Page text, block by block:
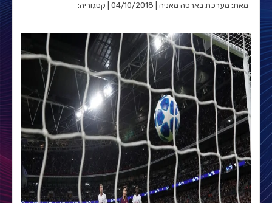
מאת: מערכת בארסה מאניה | 04/10/2018 | קטגוריה: